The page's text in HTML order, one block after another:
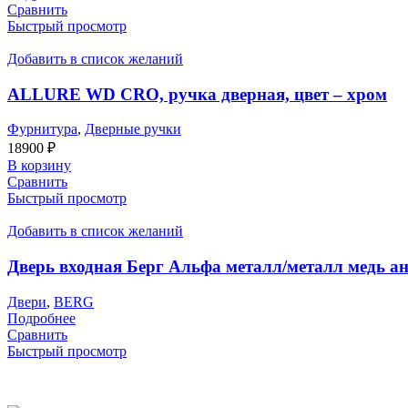
Сравнить
Быстрый просмотр
Добавить в список желаний
ALLURE WD CRO, ручка дверная, цвет – хром
Фурнитура, Дверные ручки
18900 ₽
В корзину
Сравнить
Быстрый просмотр
Добавить в список желаний
Дверь входная Берг Альфа металл/металл медь
Двери, BERG
Подробнее
Сравнить
Быстрый просмотр